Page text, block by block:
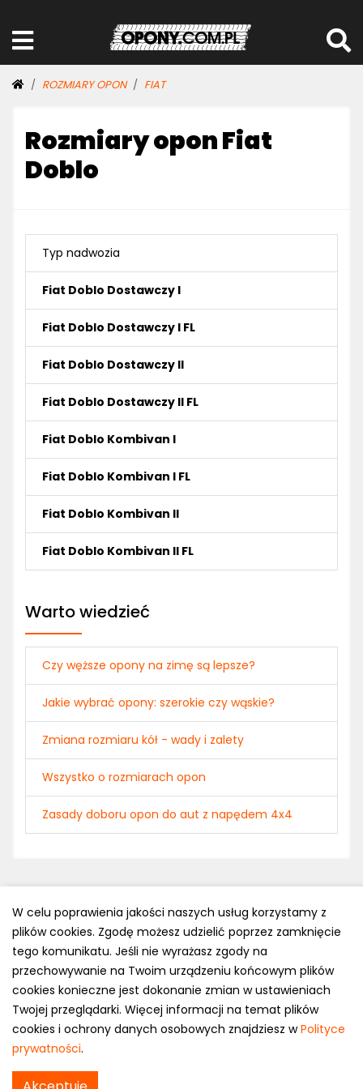
ROZMIARY OPON FIAT
Rozmiary opon Fiat
Doblo
Typ nadwozia
Fiat Doblo Dostawczy I
Fiat Doblo Dostawczy I FL
Fiat Doblo Dostawczy II
Fiat Doblo Dostawczy II FL
Fiat Doblo Kombivan I
Fiat Doblo Kombivan I FL
Fiat Doblo Kombivan II
Fiat Doblo Kombivan II FL
Warto wiedzieć
Czy węższe opony na zimę są lepsze?
Jakie wybrać opony: szerokie czy wąskie?
Zmiana rozmiaru kół - wady i zalety
Wszystko o rozmiarach opon
Zasady doboru opon do aut z napędem 4x4
Polityka prywatności
e-mail: kontakt@opony.com.pl
Copyright © 2000-2023 Opony.com.pl
W celu poprawienia jakości naszych usług korzystamy z
plików cookies. Zgodę możesz udzielić poprzez zamknięcie
tego komunikatu. Jeśli nie wyrażasz zgody na
przechowywanie na Twoim urządzeniu końcowym plików
cookies konieczne jest dokonanie zmian w ustawieniach
Twojej przeglądarki. Więcej informacji na temat plików
cookies i ochrony danych osobowych znajdziesz wPolityce
prywatności.